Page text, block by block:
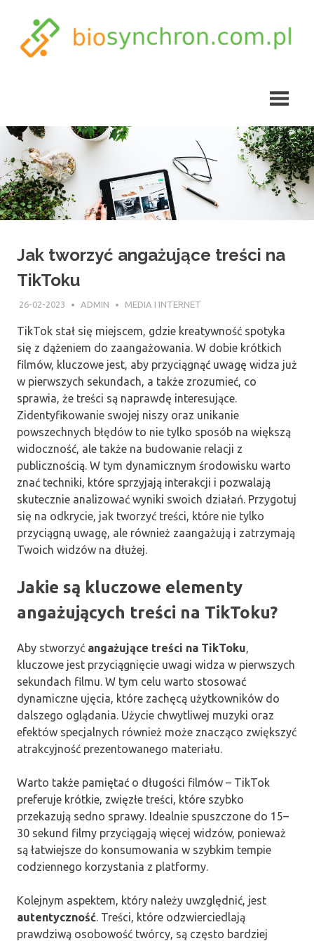
content
Jak tworzyć angażujące treści na
TikToku
26-02-2023 ADMIN MEDIA I INTERNET
TikTok stał się miejscem, gdzie kreatywność spotyka
się z dążeniem do zaangażowania. W dobie krótkich
filmów, kluczowe jest, aby przyciągnąć uwagę widza już
w pierwszych sekundach, a także zrozumieć, co
sprawia, że treści są naprawdę interesujące.
Zidentyfikowanie swojej niszy oraz unikanie
powszechnych błędów to nie tylko sposób na większą
widoczność, ale także na budowanie relacji z
publicznością. W tym dynamicznym środowisku warto
znać techniki, które sprzyjają interakcji i pozwalają
skutecznie analizować wyniki swoich działań. Przygotuj
się na odkrycie, jak tworzyć treści, które nie tylko
przyciągną uwagę, ale również zaangażują i zatrzymają
Twoich widzów na dłużej.
Jakie są kluczowe elementy
angażujących treści na TikToku?
Aby stworzyć angażujące treści na TikToku
kluczowe jest przyciągnięcie uwagi widza w pierwszych
sekundach filmu. W tym celu warto stosować
dynamiczne ujęcia, które zachęcą użytkowników do
dalszego oglądania. Użycie chwytliwej muzyki oraz
efektów specjalnych również może znacząco zwiększyć
atrakcyjność prezentowanego materiału.
Warto także pamiętać o długości filmów – TikTok
preferuje krótkie, zwięzłe treści, które szybko
przekazują sedno sprawy. Idealnie spuszczone do 15–
30 sekund filmy przyciągają więcej widzów, ponieważ
są łatwiejsze do konsumowania w szybkim tempie
codziennego korzystania z platformy.
Kolejnym aspektem, który należy uwzględnić, jest
autentyczność . Treści, które odzwierciedlają
prawdziwą osobowość twórcy, są często bardziej